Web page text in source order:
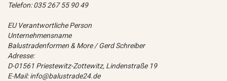
Telefon: 035 267 55 90 49
EU Verantwortliche Person
Unternehmensname
Balustradenformen & More / Gerd Schreiber
Adresse:
D-01561 Priestewitz-Zottewitz, Lindenstraße 19
E-Mail: info@balustrade24.de